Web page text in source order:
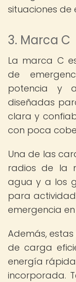
situaciones de
3. Marca C
La marca C
de
potencia y
diseñadas
clara y
con poca
Una de las
radios de la
agua y a los
para
emergencia
Además,
de carga
energía
incorporada.